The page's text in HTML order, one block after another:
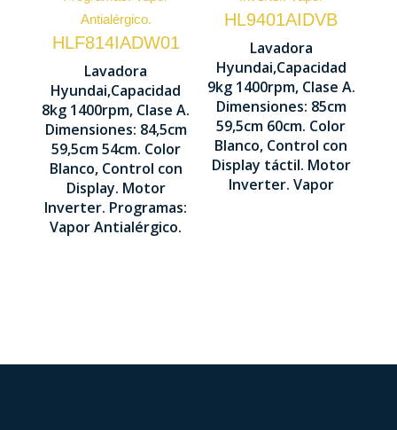
HLF814IADW01
Lavadora
Hyundai,Capacidad
8kg 1400rpm, Clase A.
Dimensiones: 84,5cm
59,5cm 54cm. Color
Blanco, Control con
Display. Motor
Inverter. Programas:
Vapor Antialérgico.
Motor
Inverter
Control
Display
LED
845 x 595 x
540 mm
HL9401AIDVB
Lavadora
Hyundai,Capacidad
9kg 1400rpm, Clase A.
Dimensiones: 85cm
59,5cm 60cm. Color
Blanco, Control con
Display táctil. Motor
Inverter. Vapor
Inverter
Control
Display
LED táctil
850 x 595 x
600 mm